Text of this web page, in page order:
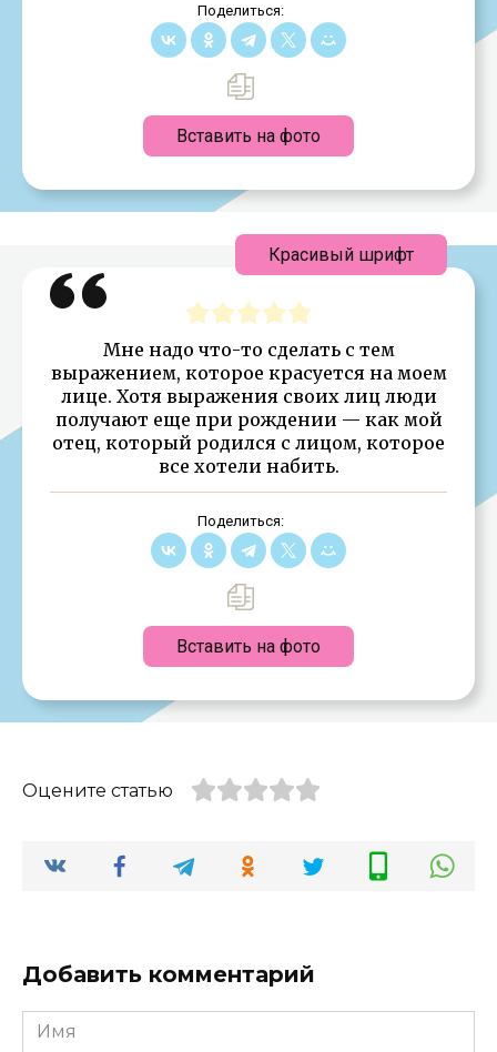
Поделиться:
Вставить на фото
Мне надо что-то сделать с тем
выражением, которое красуется на моем
лице. Хотя выражения своих лиц люди
получают еще при рождении — как мой
отец, который родился с лицом, которое
все хотели набить.
Поделиться:
Вставить на фото
Красивый шрифт
Оцените статью
Добавить комментарий
Имя